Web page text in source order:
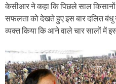
केसीआर ने कहा कि पिछले साल
सफलता को देखते हुए इस बार दलित बंधु
व्यक्त किया कि आने वाले चार सालों में